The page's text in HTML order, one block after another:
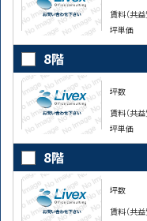
賃料（共益
坪単価
8階
坪数
賃料（共益
坪単価
8階
坪数
賃料（共益